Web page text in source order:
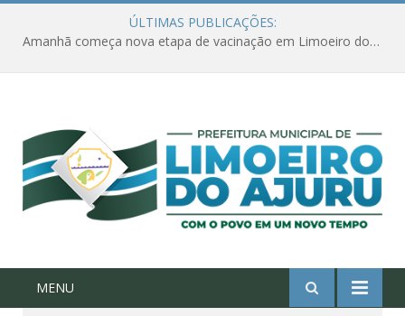
ÚLTIMAS PUBLICAÇÕES:
Amanhã começa nova etapa de vacinação em Limoeiro do Ajuru para idosos com 65 ou mais
MENU